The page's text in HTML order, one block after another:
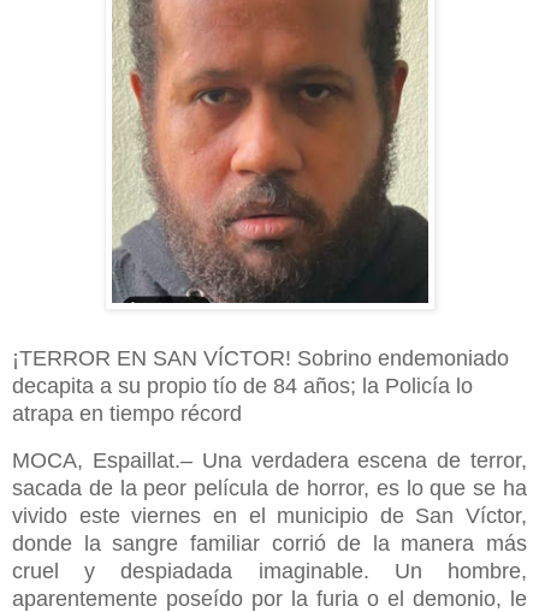
¡TERROR EN SAN VÍCTOR! Sobrino endemoniado
decapita a su propio tío de 84 años; la Policía lo
atrapa en tiempo récord
MOCA, Espaillat.– Una verdadera escena de terror,
sacada de la peor película de horror, es lo que se ha
vivido este viernes en el municipio de San Víctor,
donde la sangre familiar corrió de la manera más
cruel y despiadada imaginable. Un hombre,
aparentemente poseído por la furia o el demonio, le